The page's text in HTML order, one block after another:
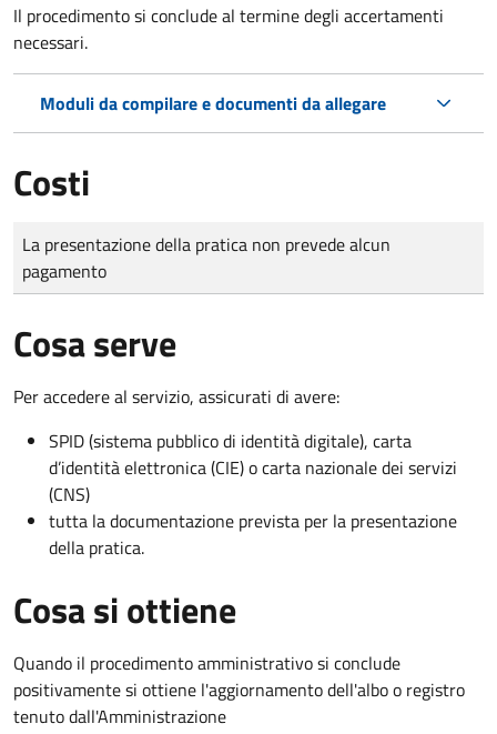
Il procedimento si conclude al termine degli accertamenti
necessari.
Moduli da compilare e documenti da allegare
Costi
Tipo di pagamento
Importo
La presentazione della pratica non prevede alcun
pagamento
Cosa serve
Per accedere al servizio, assicurati di avere:
SPID (sistema pubblico di identità digitale), carta
d’identità elettronica (CIE) o carta nazionale dei servizi
(CNS)
tutta la documentazione prevista per la presentazione
della pratica.
Cosa si ottiene
Quando il procedimento amministrativo si conclude
positivamente si ottiene l'aggiornamento dell'albo o registro
tenuto dall'Amministrazione